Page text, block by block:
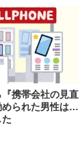
『携帯会社の見直
められた男性は…